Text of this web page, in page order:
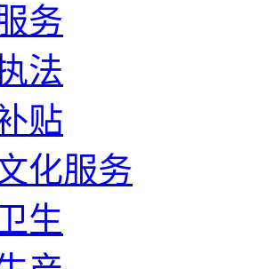
务
法
贴
化服务
生